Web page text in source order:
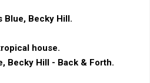
Blue, Becky Hill.
house.
Becky Hill - Back & Forth.